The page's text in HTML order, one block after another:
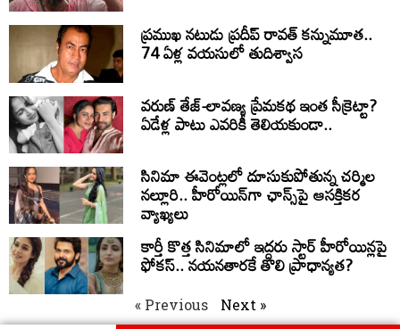
ప్రముఖ నటుడు ప్రదీప్ రావత్ కన్నుమూత..
74 ఏళ్ల వయసులో తుదిశ్వాస
వరుణ్ తేజ్-లావణ్య ప్రేమకథ ఇంత సీక్రెట్టా?
ఏడేళ్ల పాటు ఎవరికీ తెలియకుండా..
సినిమా ఈవెంట్లలో దూసుకుపోతున్న చర్మిల
నల్లూరి.. హీరోయిన్‌గా ఛాన్స్‌పై ఆసక్తికర
వ్యాఖ్యలు
కార్తీ కొత్త సినిమాలో ఇద్దరు స్టార్ హీరోయిన్లపై
ఫోకస్.. నయనతారకే తొలి ప్రాధాన్యత?
« Previous Next »